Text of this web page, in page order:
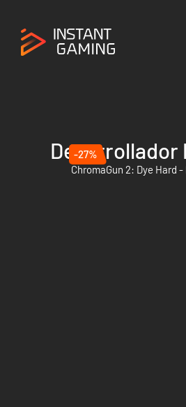
Desarrollador
-27%
ChromaGun 2: Dye Hard -